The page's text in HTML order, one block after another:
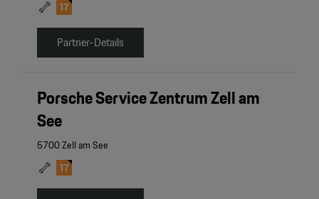
Partner-Details
Porsche Service Zentrum Zell am
See
5700 Zell am See